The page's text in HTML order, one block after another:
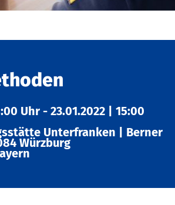
Uhr - 23.01.2022 15:00
Unterfranken Berner
Würzburg